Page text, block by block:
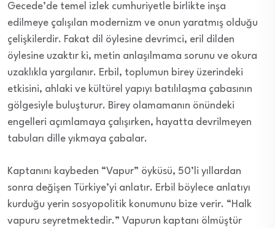
Gecede’de temel izlek cumhuriyetle birlikte inşa
edilmeye çalışılan modernizm ve onun yaratmış olduğu
çelişkilerdir. Fakat dil öylesine devrimci, eril dilden
öylesine uzaktır ki, metin anlaşılmama sorunu ve okura
uzaklıkla yargılanır. Erbil, toplumun birey üzerindeki
etkisini, ahlaki ve kültürel yapıyı batılılaşma çabasının
gölgesiyle buluşturur. Birey olamamanın önündeki
engelleri açımlamaya çalışırken, hayatta devrilmeyen
tabuları dille yıkmaya çabalar.
Kaptanını kaybeden “Vapur” öyküsü, 50’li yıllardan
sonra değişen Türkiye’yi anlatır. Erbil böylece anlatıyı
kurduğu yerin sosyopolitik konumunu bize verir. “Halk
vapuru seyretmektedir.” Vapurun kaptanı ölmüştür